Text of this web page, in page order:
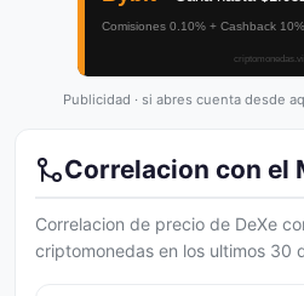
Publicidad · si abres cuenta desde
Correlacion con el
Correlacion de precio de DeXe
criptomonedas en los ultimos 30